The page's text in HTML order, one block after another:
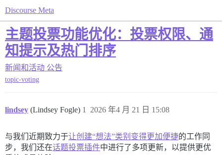
Discourse Meta
主题投票功能优化：投票权限、通
知提示及热门排序
新闻和活动 公告
topic-voting
lindsey (Lindsey Fogle) 2026 年4 月 21 日 15:08
1
与我们近期致力于让创建“想法”类别变得更加便捷的工作同
步，我们还在话题投票插件中进行了多项更新，以提供更优